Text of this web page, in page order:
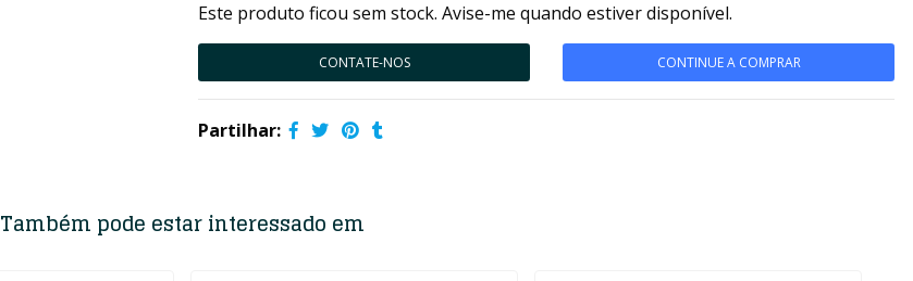
Este produto ficou sem stock. Avise-me quando estiver disponível.
CONTATE-NOS CONTINUE A COMPRAR
Partilhar:
Também pode estar interessado em